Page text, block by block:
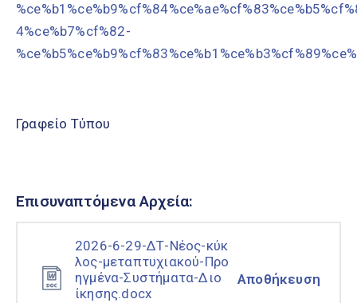
4%ce%b7%cf%82-
Γραφείο Τύπου
Επισυναπτόμενα Αρχεία:
2026-6-29-ΔΤ-Νέος-κύκ
λος-μεταπτυχιακού-Προ
ηγμένα-Συστήματα-Διο
ίκησης.docx
Αποθήκευση